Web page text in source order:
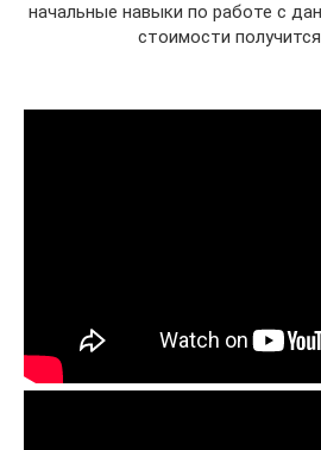
начальные навыки по работе с
стоимости